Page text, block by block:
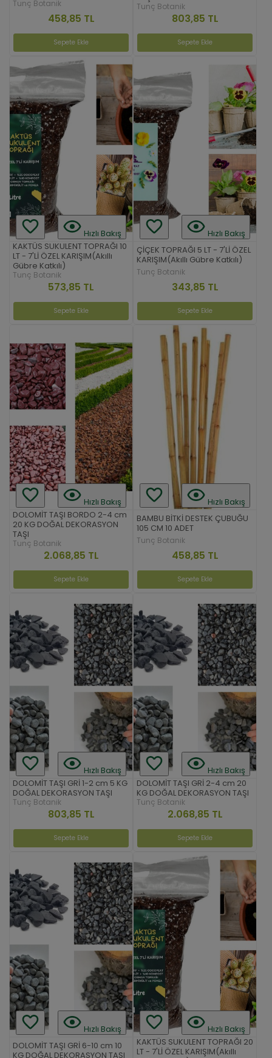
Tunç Botanik
458,85 TL
Sepete Ekle
Tunç Botanik
803,85 TL
Sepete Ekle
Hızlı Bakış
KAKTÜS SUKULENT TOPRAĞI 10
LT - 7'Lİ ÖZEL KARIŞIM(Akıllı
Gübre Katkılı)
Tunç Botanik
573,85 TL
Sepete Ekle
Hızlı Bakış
ÇİÇEK TOPRAĞI 5 LT - 7'Lİ ÖZEL
KARIŞIM(Akıllı Gübre Katkılı)
Tunç Botanik
343,85 TL
Sepete Ekle
Hızlı Bakış
DOLOMİT TAŞI BORDO 2-4 cm
20 KG DOĞAL DEKORASYON
TAŞI
Tunç Botanik
2.068,85 TL
Sepete Ekle
Hızlı Bakış
BAMBU BİTKİ DESTEK ÇUBUĞU
105 CM 10 ADET
Tunç Botanik
458,85 TL
Sepete Ekle
Hızlı Bakış
DOLOMİT TAŞI GRİ 1-2 cm 5 KG
DOĞAL DEKORASYON TAŞI
Tunç Botanik
803,85 TL
Sepete Ekle
Hızlı Bakış
DOLOMİT TAŞI GRİ 2-4 cm 20
KG DOĞAL DEKORASYON TAŞI
Tunç Botanik
2.068,85 TL
Sepete Ekle
Hızlı Bakış
DOLOMİT TAŞI GRİ 6-10 cm 10
KG DOĞAL DEKORASYON TAŞI
Hızlı Bakış
KAKTÜS SUKULENT TOPRAĞI 20
LT - 7'Lİ ÖZEL KARIŞIM(Akıllı